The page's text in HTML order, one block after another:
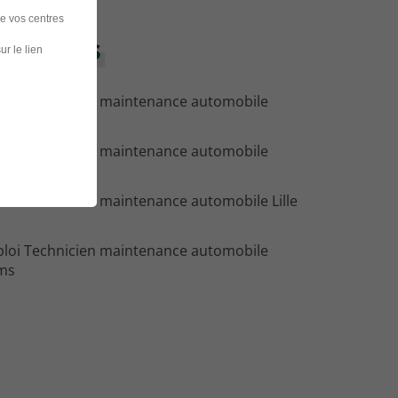
villes
Technicien maintenance automobile
Technicien maintenance automobile
Technicien maintenance automobile Lille
Technicien maintenance automobile
vos centres
le lien